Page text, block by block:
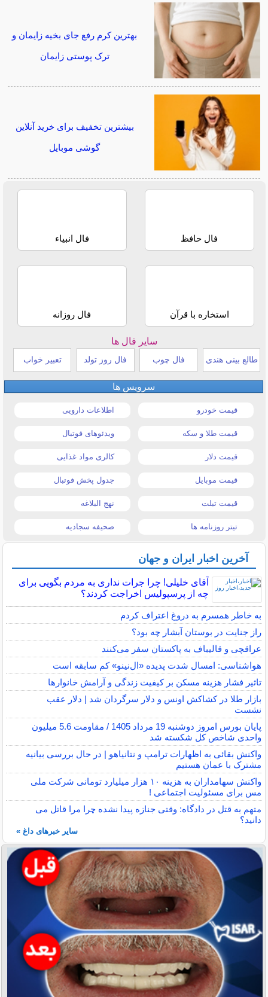
بهترین کرم رفع جای بخیه زایمان و
ترک پوستی زایمان
بیشترین تخفیف برای خرید آنلاین
گوشی موبایل
فال حافظ فال انبیاء
استخاره با قرآن فال روزانه
سایر فال ها
طالع بینی هندی فال چوب فال روز تولد تعبیر خواب
سرویس ها
قیمت خودرو اطلاعات دارویی
قیمت طلا و سکه ویدئوهای فوتبال
قیمت دلار کالری مواد غذایی
قیمت موبایل جدول پخش فوتبال
قیمت تبلت نهج البلاغه
تیتر روزنامه ها صحیفه سجادیه
آخرین اخبار ایران و جهان
آقای خلیلی! چرا جرات نداری به مردم بگویی برای
چه از پرسپولیس اخراجت کردند؟
به خاطر همسرم به دروغ اعتراف کردم
راز جنایت در بوستان آبشار چه بود؟
عراقچی و قالیباف به پاکستان سفر می‌کنند
هواشناسی: امسال شدت پدیده «ال‌نینو» کم سابقه است
تاثیر فشار هزینه مسکن بر کیفیت زندگی و آرامش خانوارها
بازار طلا در کشاکش اونس و دلار سرگردان شد | دلار عقب
نشست
پایان بورس امروز دوشنبه 19 مرداد 1405 / مقاومت 5.6 میلیون
واحدی شاخص کل شکسته شد
واکنش بقائی به اظهارات ترامپ و نتانیاهو | در حال بررسی بیانیه
مشترک با عمان هستیم
واکنش سهامداران به هزینه ۱۰ هزار میلیارد تومانی شرکت ملی
مس برای مسئولیت اجتماعی !
متهم به قتل در دادگاه: وقتی جنازه پیدا نشده چرا مرا قاتل می
دانید؟
سایر خبرهای داغ »